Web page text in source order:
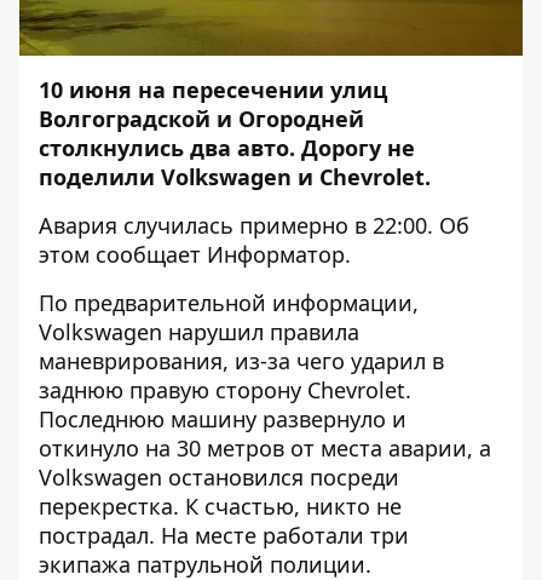
10 июня на пересечении улиц
Волгоградской и Огородней
столкнулись два авто. Дорогу не
поделили Volkswagen и Chevrolet.
Авария случилась примерно в 22:00. Об
этом сообщает Информатор.
По предварительной информации,
Volkswagen нарушил правила
маневрирования, из-за чего ударил в
заднюю правую сторону Chevrolet.
Последнюю машину развернуло и
откинуло на 30 метров от места аварии, а
Volkswagen остановился посреди
перекрестка. К счастью, никто не
пострадал. На месте работали три
экипажа патрульной полиции.